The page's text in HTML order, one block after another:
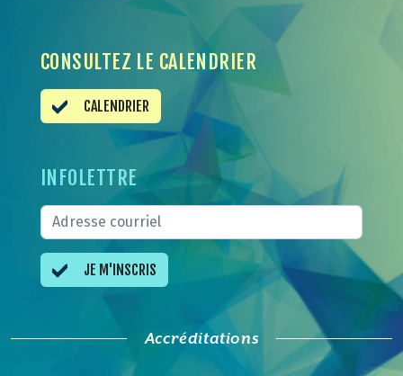
CONSULTEZ LE CALENDRIER
CALENDRIER
INFOLETTRE
JE M'INSCRIS
Accréditations